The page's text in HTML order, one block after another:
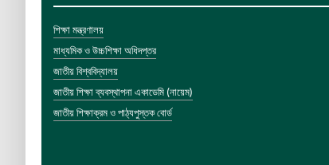
শিক্ষা মন্ত্রণালয়
মাধ্যমিক ও উচ্চশিক্ষা অধিদপ্তর
জাতীয় বিশ্ববিদ্যালয়
জাতীয় শিক্ষা ব্যবস্থাপনা একাডেমি (নায়েম)
জাতীয় শিক্ষাক্রম ও পাঠ্যপুস্তক বোর্ড